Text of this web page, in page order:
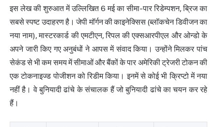
इस लेख की शुरुआत में उल्लिखित 6 मई का सीमा-पार रिडेम्पशन, ब्रिज का
सबसे स्पष्ट उदाहरण है। जेपी मॉर्गन की काइनेक्सिस (ब्लॉकचेन डिवीजन का
नया नाम), मास्टरकार्ड की एमटीएन, रिपल की एक्सआरपीएल और ओन्डो के
अपने जारी किए गए अनुबंधों ने आपस में संवाद किया। उन्होंने मिलकर पांच
सेकंड से भी कम समय में सीमाओं और बैंकों के पार अमेरिकी ट्रेजरी टोकन की
एक टोकनाइज्ड पोजीशन को रिडीम किया। इनमें से कोई भी क्रिप्टो में नया
नहीं है। वे बुनियादी ढांचे के संचालक हैं जो बुनियादी ढांचे का चयन कर रहे
हैं।